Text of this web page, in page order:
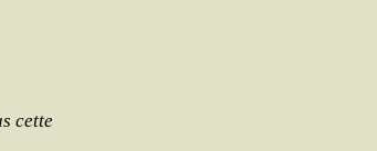
cette